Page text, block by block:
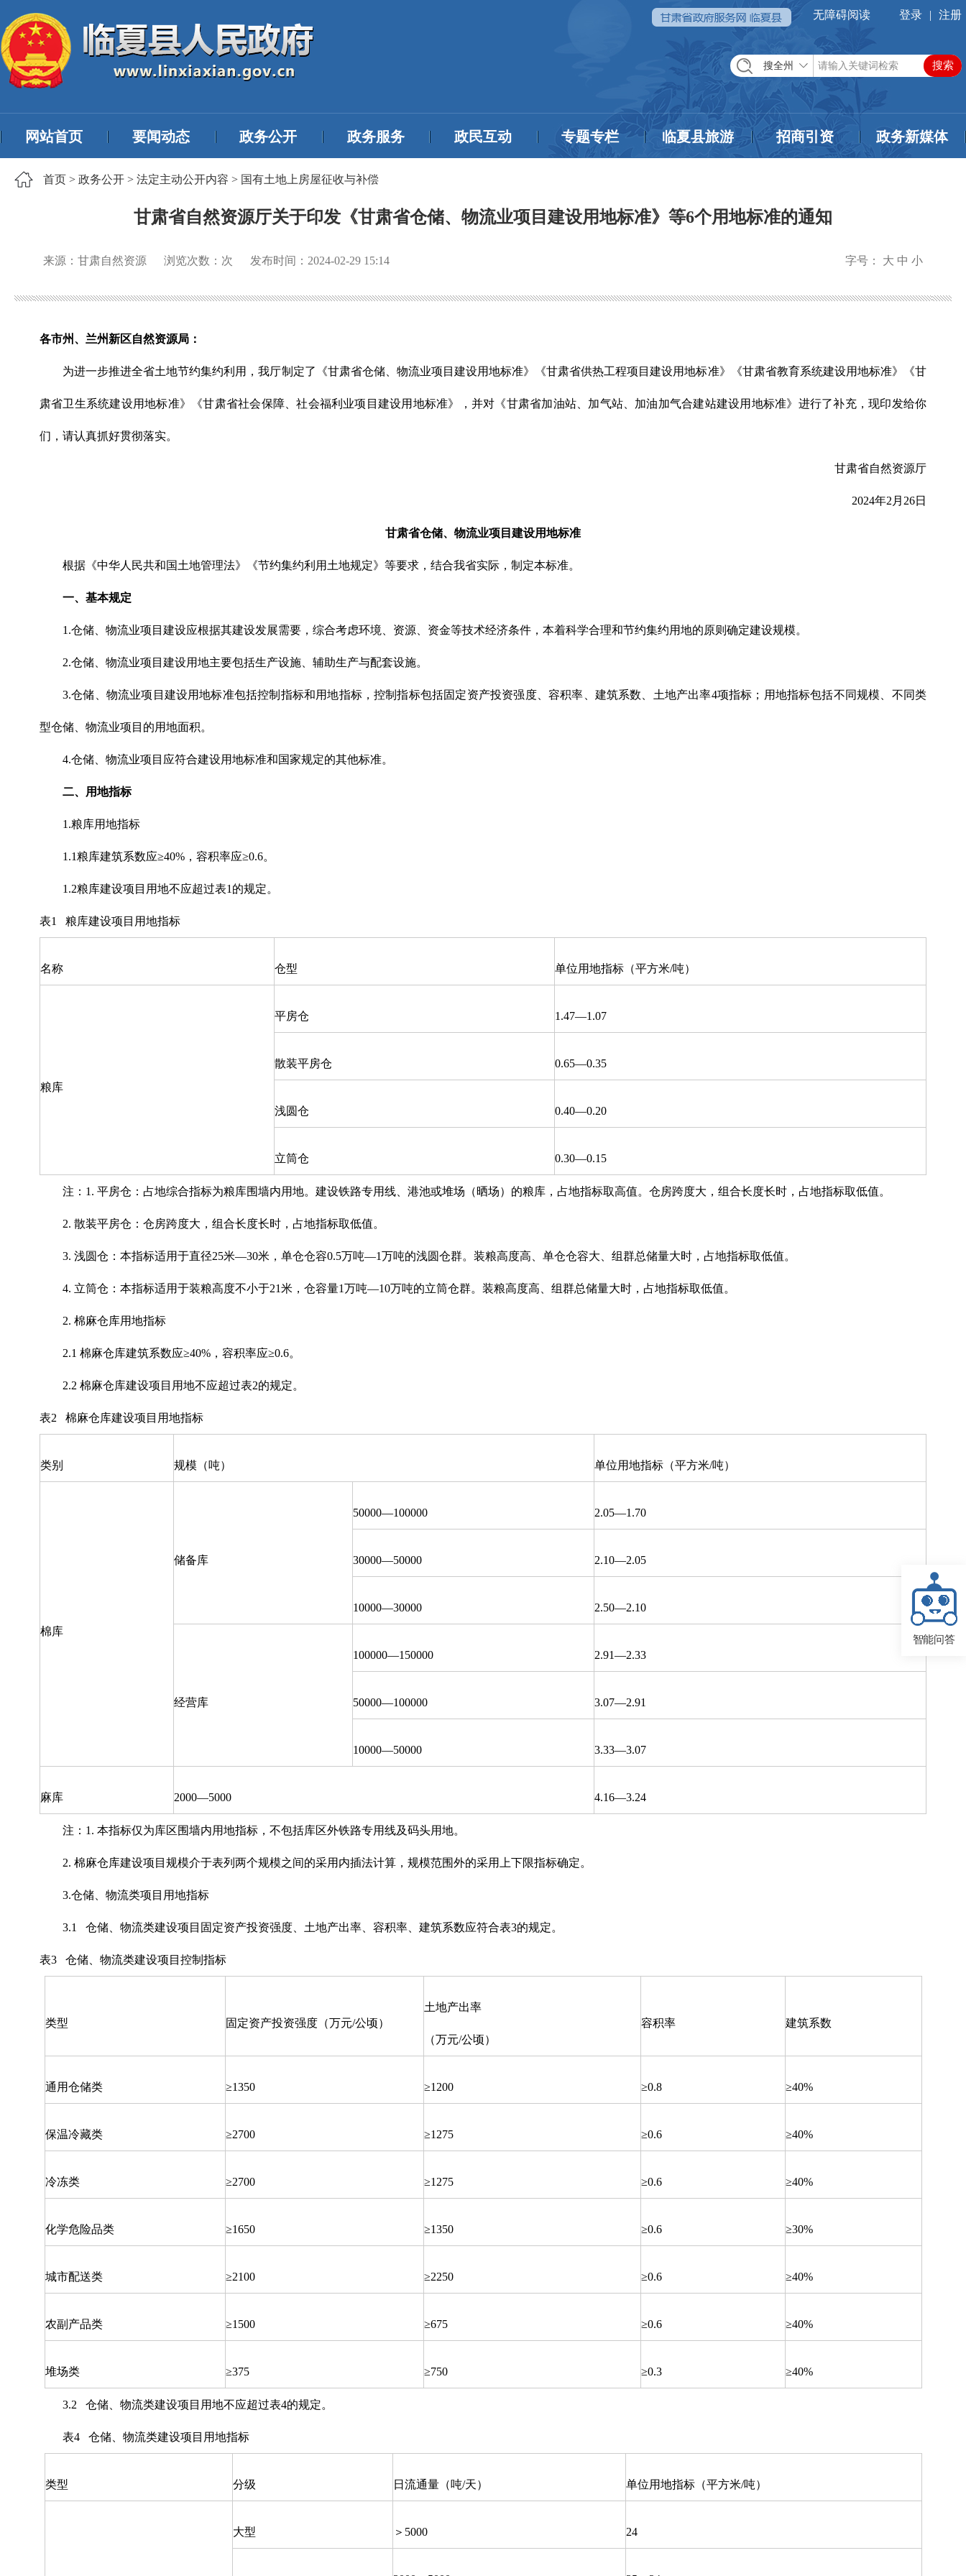
无障碍阅读 登录 | 注册
搜全州
网站首页 要闻动态 政务公开 政务服务 政民互动 专题专栏 临夏县旅游 招商引资 政务新媒体
首页 > 政务公开 > 法定主动公开内容 > 国有土地上房屋征收与补偿
甘肃省自然资源厅关于印发《甘肃省仓储、物流业项目建设用地标准》等6个用地标准的通知
来源：甘肃自然资源 浏览次数： 次 发布时间： 2024-02-29 15:14 字号： 大 中 小
各市州、兰州新区自然资源局：
为进一步推进全省土地节约集约利用，我厅制定了《甘肃省仓储、物流业项目建设用地标准》《甘肃省供热工程项目建设用地标准》《甘肃省教育系统建设用地标准》《甘
肃省卫生系统建设用地标准》《甘肃省社会保障、社会福利业项目建设用地标准》，并对《甘肃省加油站、加气站、加油加气合建站建设用地标准》进行了补充，现印发给你
们，请认真抓好贯彻落实。
甘肃省自然资源厅
2024年2月26日
甘肃省仓储、物流业项目建设用地标准
根据《中华人民共和国土地管理法》《节约集约利用土地规定》等要求，结合我省实际，制定本标准。
一、基本规定
1.仓储、物流业项目建设应根据其建设发展需要，综合考虑环境、资源、资金等技术经济条件，本着科学合理和节约集约用地的原则确定建设规模。
2.仓储、物流业项目建设用地主要包括生产设施、辅助生产与配套设施。
3.仓储、物流业项目建设用地标准包括控制指标和用地指标，控制指标包括固定资产投资强度、容积率、建筑系数、土地产出率4项指标；用地指标包括不同规模、不同类
型仓储、物流业项目的用地面积。
4.仓储、物流业项目应符合建设用地标准和国家规定的其他标准。
二、用地指标
1.粮库用地指标
1.1粮库建筑系数应≥40%，容积率应≥0.6。
1.2粮库建设项目用地不应超过表1的规定。
表1 粮库建设项目用地指标
名称 仓型 单位用地指标（平方米/吨）
粮库
平房仓 1.47—1.07
散装平房仓 0.65—0.35
浅圆仓 0.40—0.20
立筒仓 0.30—0.15
注：1. 平房仓：占地综合指标为粮库围墙内用地。建设铁路专用线、港池或堆场（晒场）的粮库，占地指标取高值。仓房跨度大，组合长度长时，占地指标取低值。
2. 散装平房仓：仓房跨度大，组合长度长时，占地指标取低值。
3. 浅圆仓：本指标适用于直径25米—30米，单仓仓容0.5万吨—1万吨的浅圆仓群。装粮高度高、单仓仓容大、组群总储量大时，占地指标取低值。
4. 立筒仓：本指标适用于装粮高度不小于21米，仓容量1万吨—10万吨的立筒仓群。装粮高度高、组群总储量大时，占地指标取低值。
2. 棉麻仓库用地指标
2.1 棉麻仓库建筑系数应≥40%，容积率应≥0.6。
2.2 棉麻仓库建设项目用地不应超过表2的规定。
表2 棉麻仓库建设项目用地指标
类别 规模（吨） 单位用地指标（平方米/吨）
棉库
储备库
50000—100000 2.05—1.70
30000—50000 2.10—2.05
10000—30000 2.50—2.10
经营库
100000—150000 2.91—2.33
50000—100000 3.07—2.91
10000—50000 3.33—3.07
麻库 2000—5000 4.16—3.24
注：1. 本指标仅为库区围墙内用地指标，不包括库区外铁路专用线及码头用地。
2. 棉麻仓库建设项目规模介于表列两个规模之间的采用内插法计算，规模范围外的采用上下限指标确定。
3.仓储、物流类项目用地指标
3.1 仓储、物流类建设项目固定资产投资强度、土地产出率、容积率、建筑系数应符合表3的规定。
表3 仓储、物流类建设项目控制指标
类型 固定资产投资强度（万元/公顷）
土地产出率
（万元/公顷）
容积率 建筑系数
通用仓储类 ≥1350 ≥1200 ≥0.8 ≥40%
保温冷藏类 ≥2700 ≥1275 ≥0.6 ≥40%
冷冻类 ≥2700 ≥1275 ≥0.6 ≥40%
化学危险品类 ≥1650 ≥1350 ≥0.6 ≥30%
城市配送类 ≥2100 ≥2250 ≥0.6 ≥40%
农副产品类 ≥1500 ≥675 ≥0.6 ≥40%
堆场类 ≥375 ≥750 ≥0.3 ≥40%
3.2 仓储、物流类建设项目用地不应超过表4的规定。
表4 仓储、物流类建设项目用地指标
类型 分级 日流通量（吨/天） 单位用地指标（平方米/吨）
大型 ＞5000 24
智能问答